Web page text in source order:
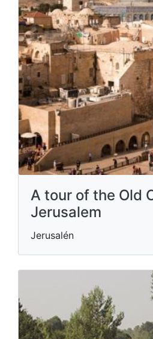
A tour of the Old
Jerusalem
Jerusalén